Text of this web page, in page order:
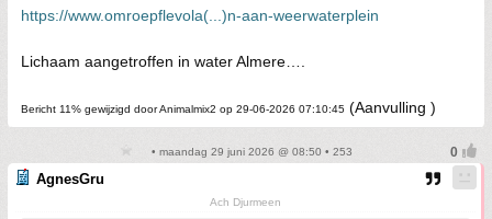
https://www.omroepflevola(...)n-aan-weerwaterplein
Lichaam aangetroffen in water Almere….
Bericht 11% gewijzigd door Animalmix2 op 29-06-2026 07:10:45 (Aanvulling )
• maandag 29 juni 2026 @ 08:50 • 253
AgnesGru
Ach Djurmeen